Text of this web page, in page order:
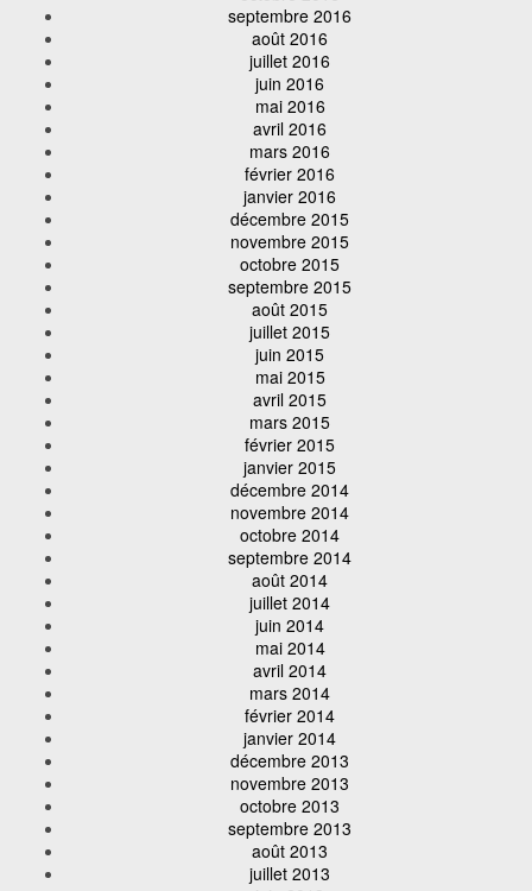
septembre 2016
août 2016
juillet 2016
juin 2016
mai 2016
avril 2016
mars 2016
février 2016
janvier 2016
décembre 2015
novembre 2015
octobre 2015
septembre 2015
août 2015
juillet 2015
juin 2015
mai 2015
avril 2015
mars 2015
février 2015
janvier 2015
décembre 2014
novembre 2014
octobre 2014
septembre 2014
août 2014
juillet 2014
juin 2014
mai 2014
avril 2014
mars 2014
février 2014
janvier 2014
décembre 2013
novembre 2013
octobre 2013
septembre 2013
août 2013
juillet 2013